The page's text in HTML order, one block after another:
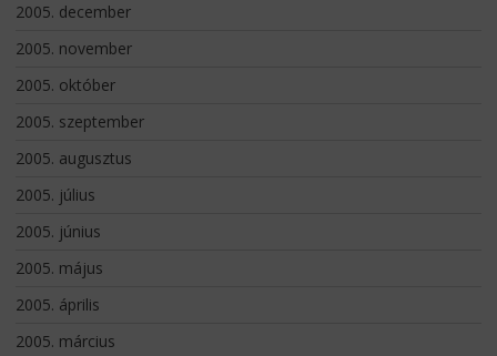
2005. december
2005. november
2005. október
2005. szeptember
2005. augusztus
2005. július
2005. június
2005. május
2005. április
2005. március